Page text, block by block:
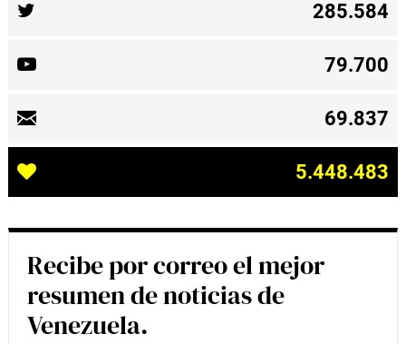
285.584
79.700
69.837
5.448.483
Recibe por correo el mejor
resumen de noticias de
Venezuela.